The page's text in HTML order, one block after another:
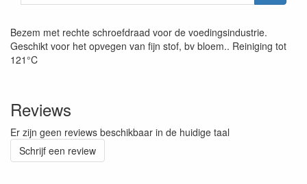
Bezem met rechte schroefdraad voor de voedingsindustrie.
Geschikt voor het opvegen van fijn stof, bv bloem.. Reiniging tot
121°C
Reviews
Er zijn geen reviews beschikbaar in de huidige taal
Schrijf een review